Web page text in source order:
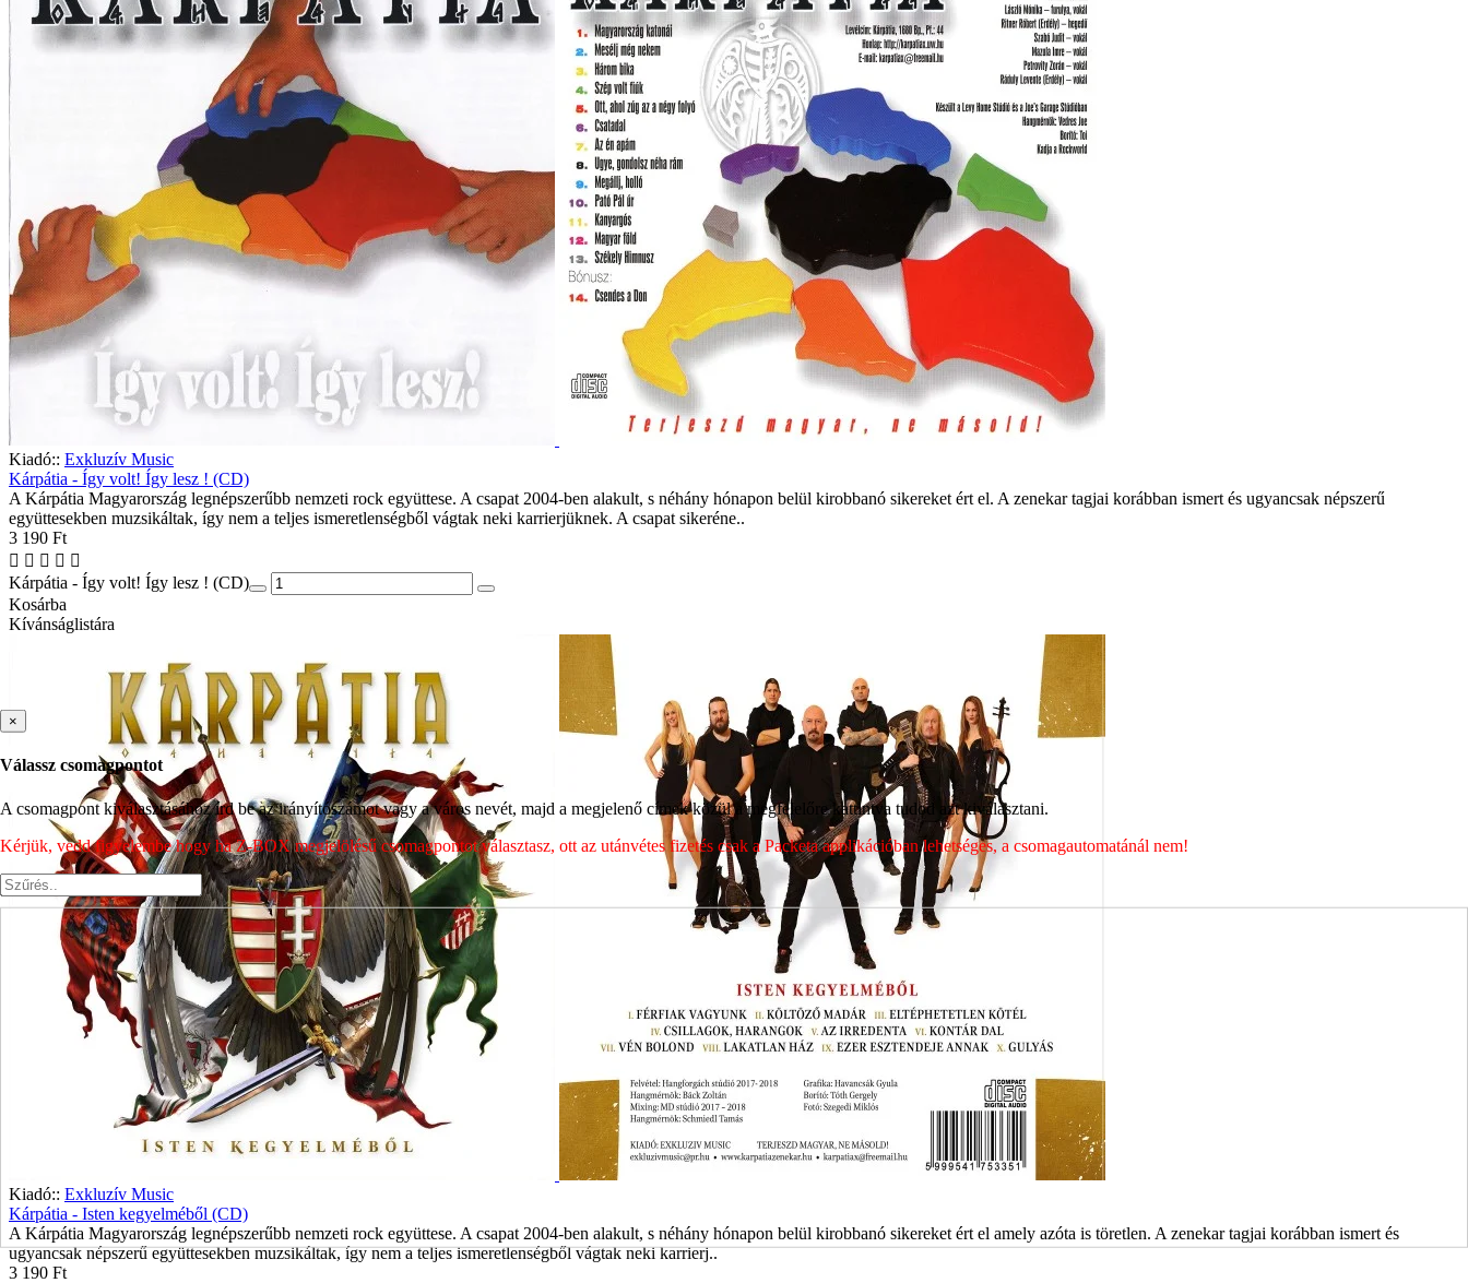
Kiadó:: Exkluzív Music
Kárpátia - Így volt! Így lesz ! (CD)
A Kárpátia Magyarország legnépszerűbb nemzeti rock együttese. A csapat 2004-ben alakult, s néhány hónapon belül kirobbanó sikereket ért el. A zenekar tagjai korábban ismert és ugyancsak népszerű
együttesekben muzsikáltak, így nem a teljes ismeretlenségből vágtak neki karrierjüknek. A csapat sikeréne..
3 190 Ft
Kárpátia - Így volt! Így lesz ! (CD)
Kosárba
Kívánságlistára
Kiadó:: Exkluzív Music
Kárpátia - Isten kegyelméből (CD)
A Kárpátia Magyarország legnépszerűbb nemzeti rock együttese. A csapat 2004-ben alakult, s néhány hónapon belül kirobbanó sikereket ért el amely azóta is töretlen. A zenekar tagjai korábban ismert és
ugyancsak népszerű együttesekben muzsikáltak, így nem a teljes ismeretlenségből vágtak neki karrierj..
3 190 Ft
×
Válassz csomagpontot
A csomagpont kiválasztásához írd be az irányítószámot vagy a város nevét, majd a megjelenő címek közül a megfelelőre kattintva tudod azt kiválasztani.
Kérjük, vedd figyelembe hogy ha Z-BOX megjelölésű csomagpontot választasz, ott az utánvétes fizetés csak a Packeta applikációban lehetséges, a csomagautomatánál nem!